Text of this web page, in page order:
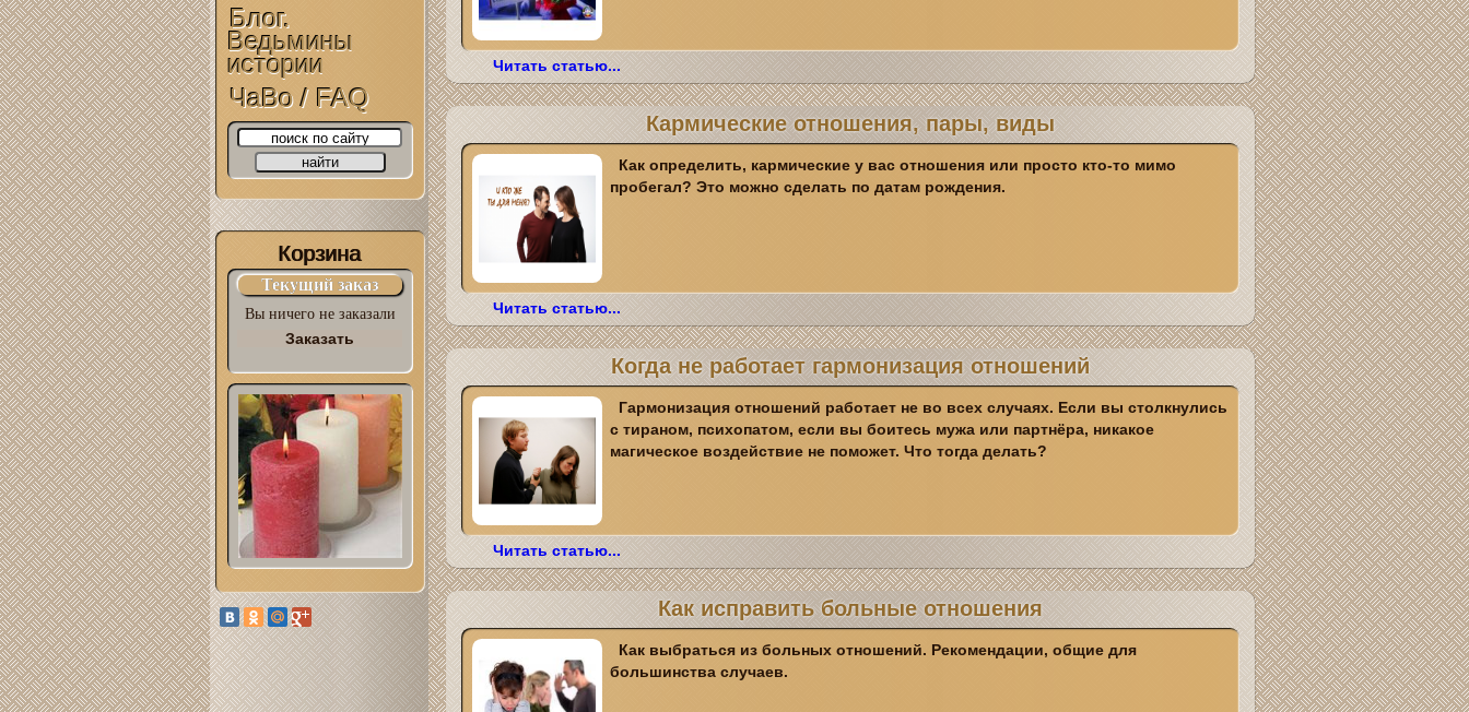
Блог.
Ведьмины
истории
ЧаВо / FAQ
Корзина
Текущий заказ
Вы ничего не заказали
Заказать
Читать статью...
Кармические отношения, пары, виды
Как определить, кармические у вас отношения или просто кто-то мимо
пробегал? Это можно сделать по датам рождения.
Читать статью...
Когда не работает гармонизация отношений
Гармонизация отношений работает не во всех случаях. Если вы столкнулись
с тираном, психопатом, если вы боитесь мужа или партнёра, никакое
магическое воздействие не поможет. Что тогда делать?
Читать статью...
Как исправить больные отношения
Как выбраться из больных отношений. Рекомендации, общие для
большинства случаев.